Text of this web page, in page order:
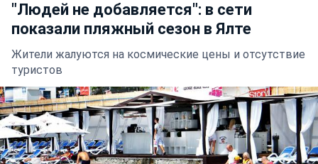
"Людей не добавляется": в сети
показали пляжный сезон в Ялте
Жители жалуются на космические цены и отсутствие
туристов